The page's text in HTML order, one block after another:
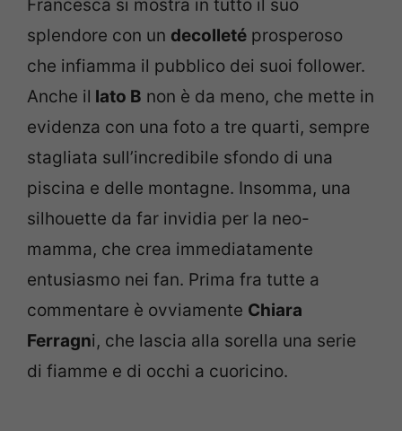
Francesca si mostra in tutto il suo
splendore con un decolleté prosperoso
che infiamma il pubblico dei suoi follower.
Anche il lato B non è da meno, che mette in
evidenza con una foto a tre quarti, sempre
stagliata sull’incredibile sfondo di una
piscina e delle montagne. Insomma, una
silhouette da far invidia per la neo-
mamma, che crea immediatamente
entusiasmo nei fan. Prima fra tutte a
commentare è ovviamente Chiara
Ferragni, che lascia alla sorella una serie
di fiamme e di occhi a cuoricino.